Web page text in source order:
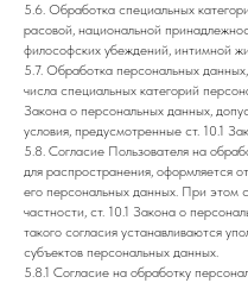
5.6. Обработка специальных
расовой, национальной
философских убеждений, интимной
5.7. Обработка персональных
числа специальных категорий
Закона о персональных данных,
условия, предусмотренные ст. 10.1
5.8. Согласие Пользователя на
для распространения, оформляется
его персональных данных. При этом
частности, ст. 10.1 Закона о
такого согласия устанавливаются
субъектов персональных данных.
5.8.1 Согласие на обработку